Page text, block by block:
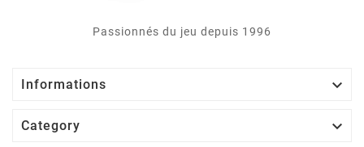
Passionnés du jeu depuis 1996
Informations 
Category 